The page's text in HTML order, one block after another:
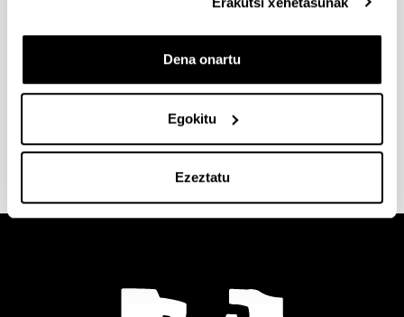
Dena onartu
Egokitu
Ezeztatu